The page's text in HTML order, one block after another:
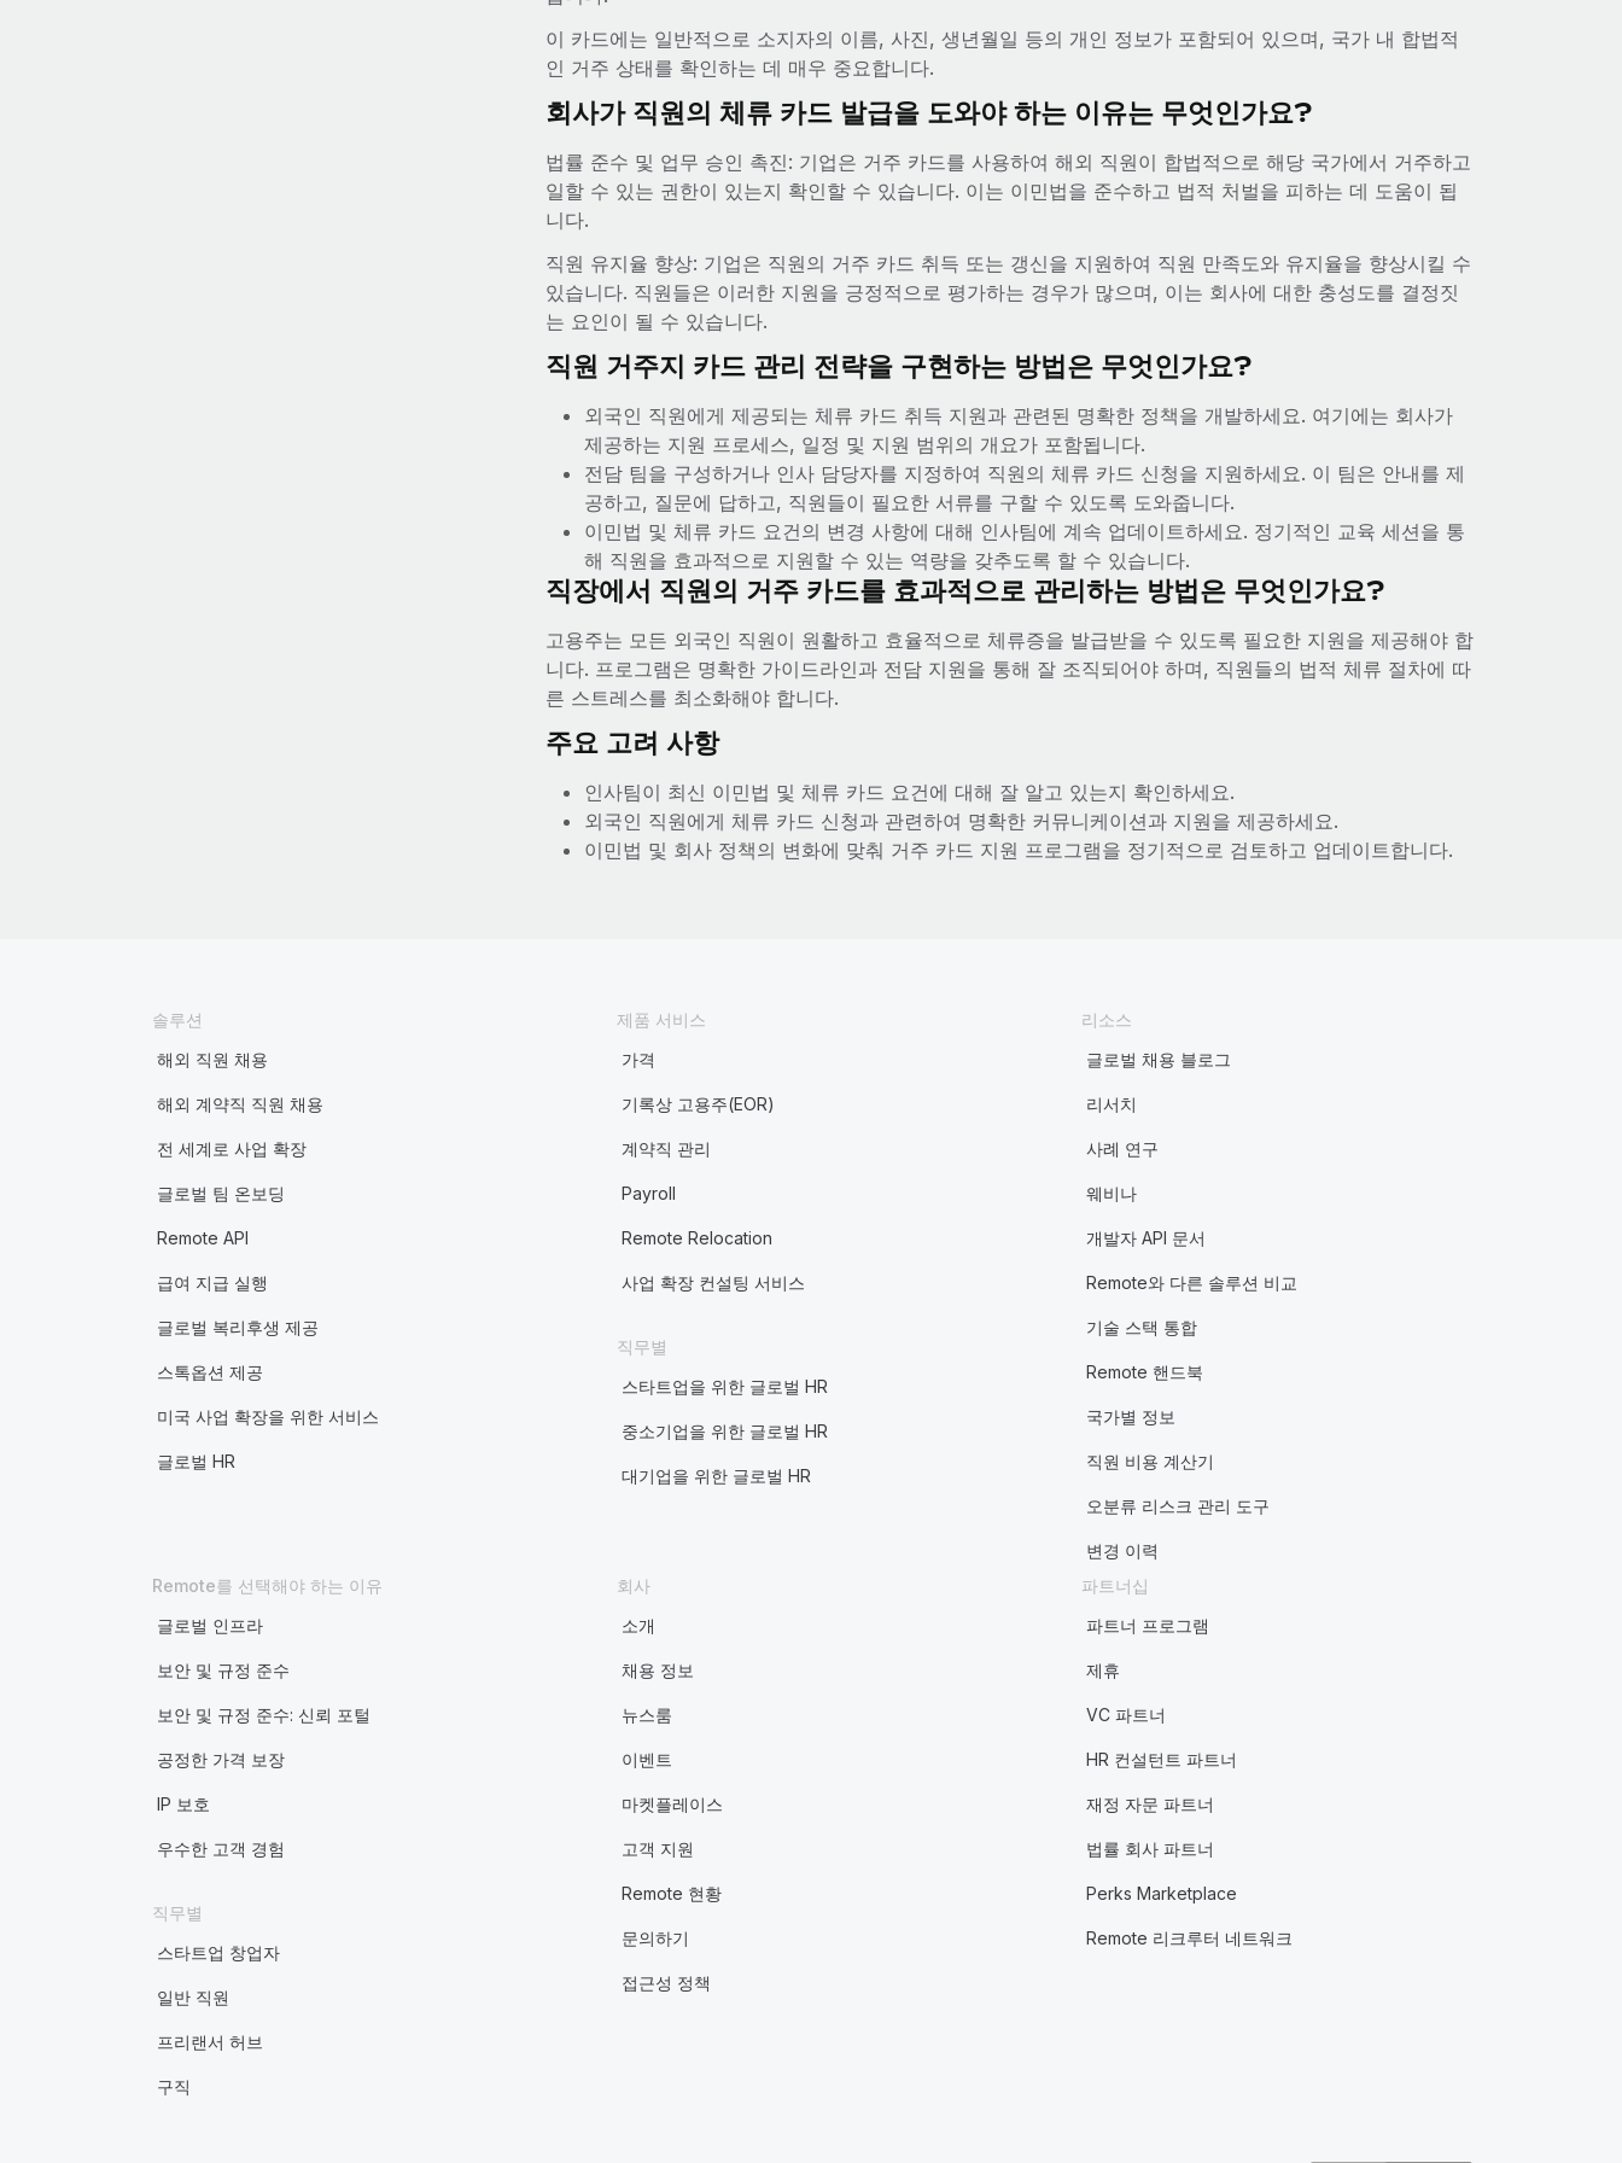
이 카드에는 일반적으로 소지자의 이름, 사진, 생년월일 등의 개인 정보가 포함되어 있으며, 국가 내 합법적
인 거주 상태를 확인하는 데 매우 중요합니다.
회사가 직원의 체류 카드 발급을 도와야 하는 이유는 무엇인가요?
법률 준수 및 업무 승인 촉진: 기업은 거주 카드를 사용하여 해외 직원이 합법적으로 해당 국가에서 거주하고
일할 수 있는 권한이 있는지 확인할 수 있습니다. 이는 이민법을 준수하고 법적 처벌을 피하는 데 도움이 됩
니다.
직원 유지율 향상: 기업은 직원의 거주 카드 취득 또는 갱신을 지원하여 직원 만족도와 유지율을 향상시킬 수
있습니다. 직원들은 이러한 지원을 긍정적으로 평가하는 경우가 많으며, 이는 회사에 대한 충성도를 결정짓
는 요인이 될 수 있습니다.
직원 거주지 카드 관리 전략을 구현하는 방법은 무엇인가요?
외국인 직원에게 제공되는 체류 카드 취득 지원과 관련된 명확한 정책을 개발하세요. 여기에는 회사가
제공하는 지원 프로세스, 일정 및 지원 범위의 개요가 포함됩니다.
전담 팀을 구성하거나 인사 담당자를 지정하여 직원의 체류 카드 신청을 지원하세요. 이 팀은 안내를 제
공하고, 질문에 답하고, 직원들이 필요한 서류를 구할 수 있도록 도와줍니다.
이민법 및 체류 카드 요건의 변경 사항에 대해 인사팀에 계속 업데이트하세요. 정기적인 교육 세션을 통
해 직원을 효과적으로 지원할 수 있는 역량을 갖추도록 할 수 있습니다.
직장에서 직원의 거주 카드를 효과적으로 관리하는 방법은 무엇인가요?
고용주는 모든 외국인 직원이 원활하고 효율적으로 체류증을 발급받을 수 있도록 필요한 지원을 제공해야 합
니다. 프로그램은 명확한 가이드라인과 전담 지원을 통해 잘 조직되어야 하며, 직원들의 법적 체류 절차에 따
른 스트레스를 최소화해야 합니다.
주요 고려 사항
인사팀이 최신 이민법 및 체류 카드 요건에 대해 잘 알고 있는지 확인하세요.
외국인 직원에게 체류 카드 신청과 관련하여 명확한 커뮤니케이션과 지원을 제공하세요.
이민법 및 회사 정책의 변화에 맞춰 거주 카드 지원 프로그램을 정기적으로 검토하고 업데이트합니다.
솔루션
해외 직원 채용
해외 계약직 직원 채용
전 세계로 사업 확장
글로벌 팀 온보딩
Remote API
급여 지급 실행
글로벌 복리후생 제공
스톡옵션 제공
미국 사업 확장을 위한 서비스
글로벌 HR
제품 서비스
가격
기록상 고용주(EOR)
계약직 관리
Payroll
Remote Relocation
사업 확장 컨설팅 서비스
직무별
스타트업을 위한 글로벌 HR
중소기업을 위한 글로벌 HR
대기업을 위한 글로벌 HR
리소스
글로벌 채용 블로그
리서치
사례 연구
웨비나
개발자 API 문서
Remote와 다른 솔루션 비교
기술 스택 통합
Remote 핸드북
국가별 정보
직원 비용 계산기
오분류 리스크 관리 도구
변경 이력
Remote를 선택해야 하는 이유
글로벌 인프라
보안 및 규정 준수
보안 및 규정 준수: 신뢰 포털
공정한 가격 보장
IP 보호
우수한 고객 경험
직무별
스타트업 창업자
일반 직원
프리랜서 허브
구직
회사
소개
채용 정보
뉴스룸
이벤트
마켓플레이스
고객 지원
Remote 현황
문의하기
접근성 정책
파트너십
파트너 프로그램
제휴
VC 파트너
HR 컨설턴트 파트너
재정 자문 파트너
법률 회사 파트너
Perks Marketplace
Remote 리크루터 네트워크